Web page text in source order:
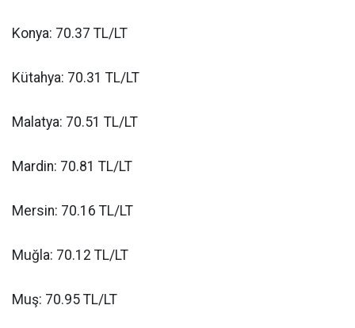
Konya: 70.37 TL/LT
Kütahya: 70.31 TL/LT
Malatya: 70.51 TL/LT
Mardin: 70.81 TL/LT
Mersin: 70.16 TL/LT
Muğla: 70.12 TL/LT
Muş: 70.95 TL/LT